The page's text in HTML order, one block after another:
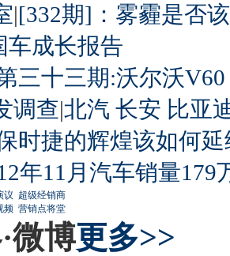
|[332期]：雾霾是否
车成长报告
三十三期:沃尔沃
调查|北汽 长安 比亚
时捷的辉煌该如何延
年11月汽车销量179
议 超级经销商
频 营销点将堂
微博更多>>